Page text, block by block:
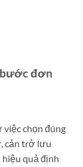
bước đơn
việc chọn đúng
cản trở lưu
hiệu quả định